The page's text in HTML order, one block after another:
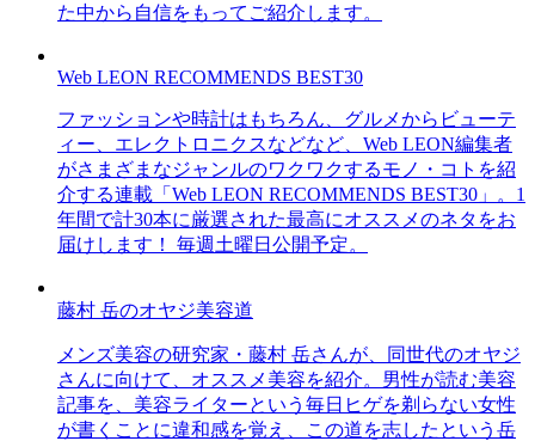
た中から自信をもってご紹介します。
Web LEON RECOMMENDS BEST30
ファッションや時計はもちろん、グルメからビューテ
ィー、エレクトロニクスなどなど、Web LEON編集者
がさまざまなジャンルのワクワクするモノ・コトを紹
介する連載「Web LEON RECOMMENDS BEST30」。1
年間で計30本に厳選された最高にオススメのネタをお
届けします！ 毎週土曜日公開予定。
藤村 岳のオヤジ美容道
メンズ美容の研究家・藤村 岳さんが、同世代のオヤジ
さんに向けて、オススメ美容を紹介。男性が読む美容
記事を、美容ライターという毎日ヒゲを剃らない女性
が書くことに違和感を覚え、この道を志したという岳